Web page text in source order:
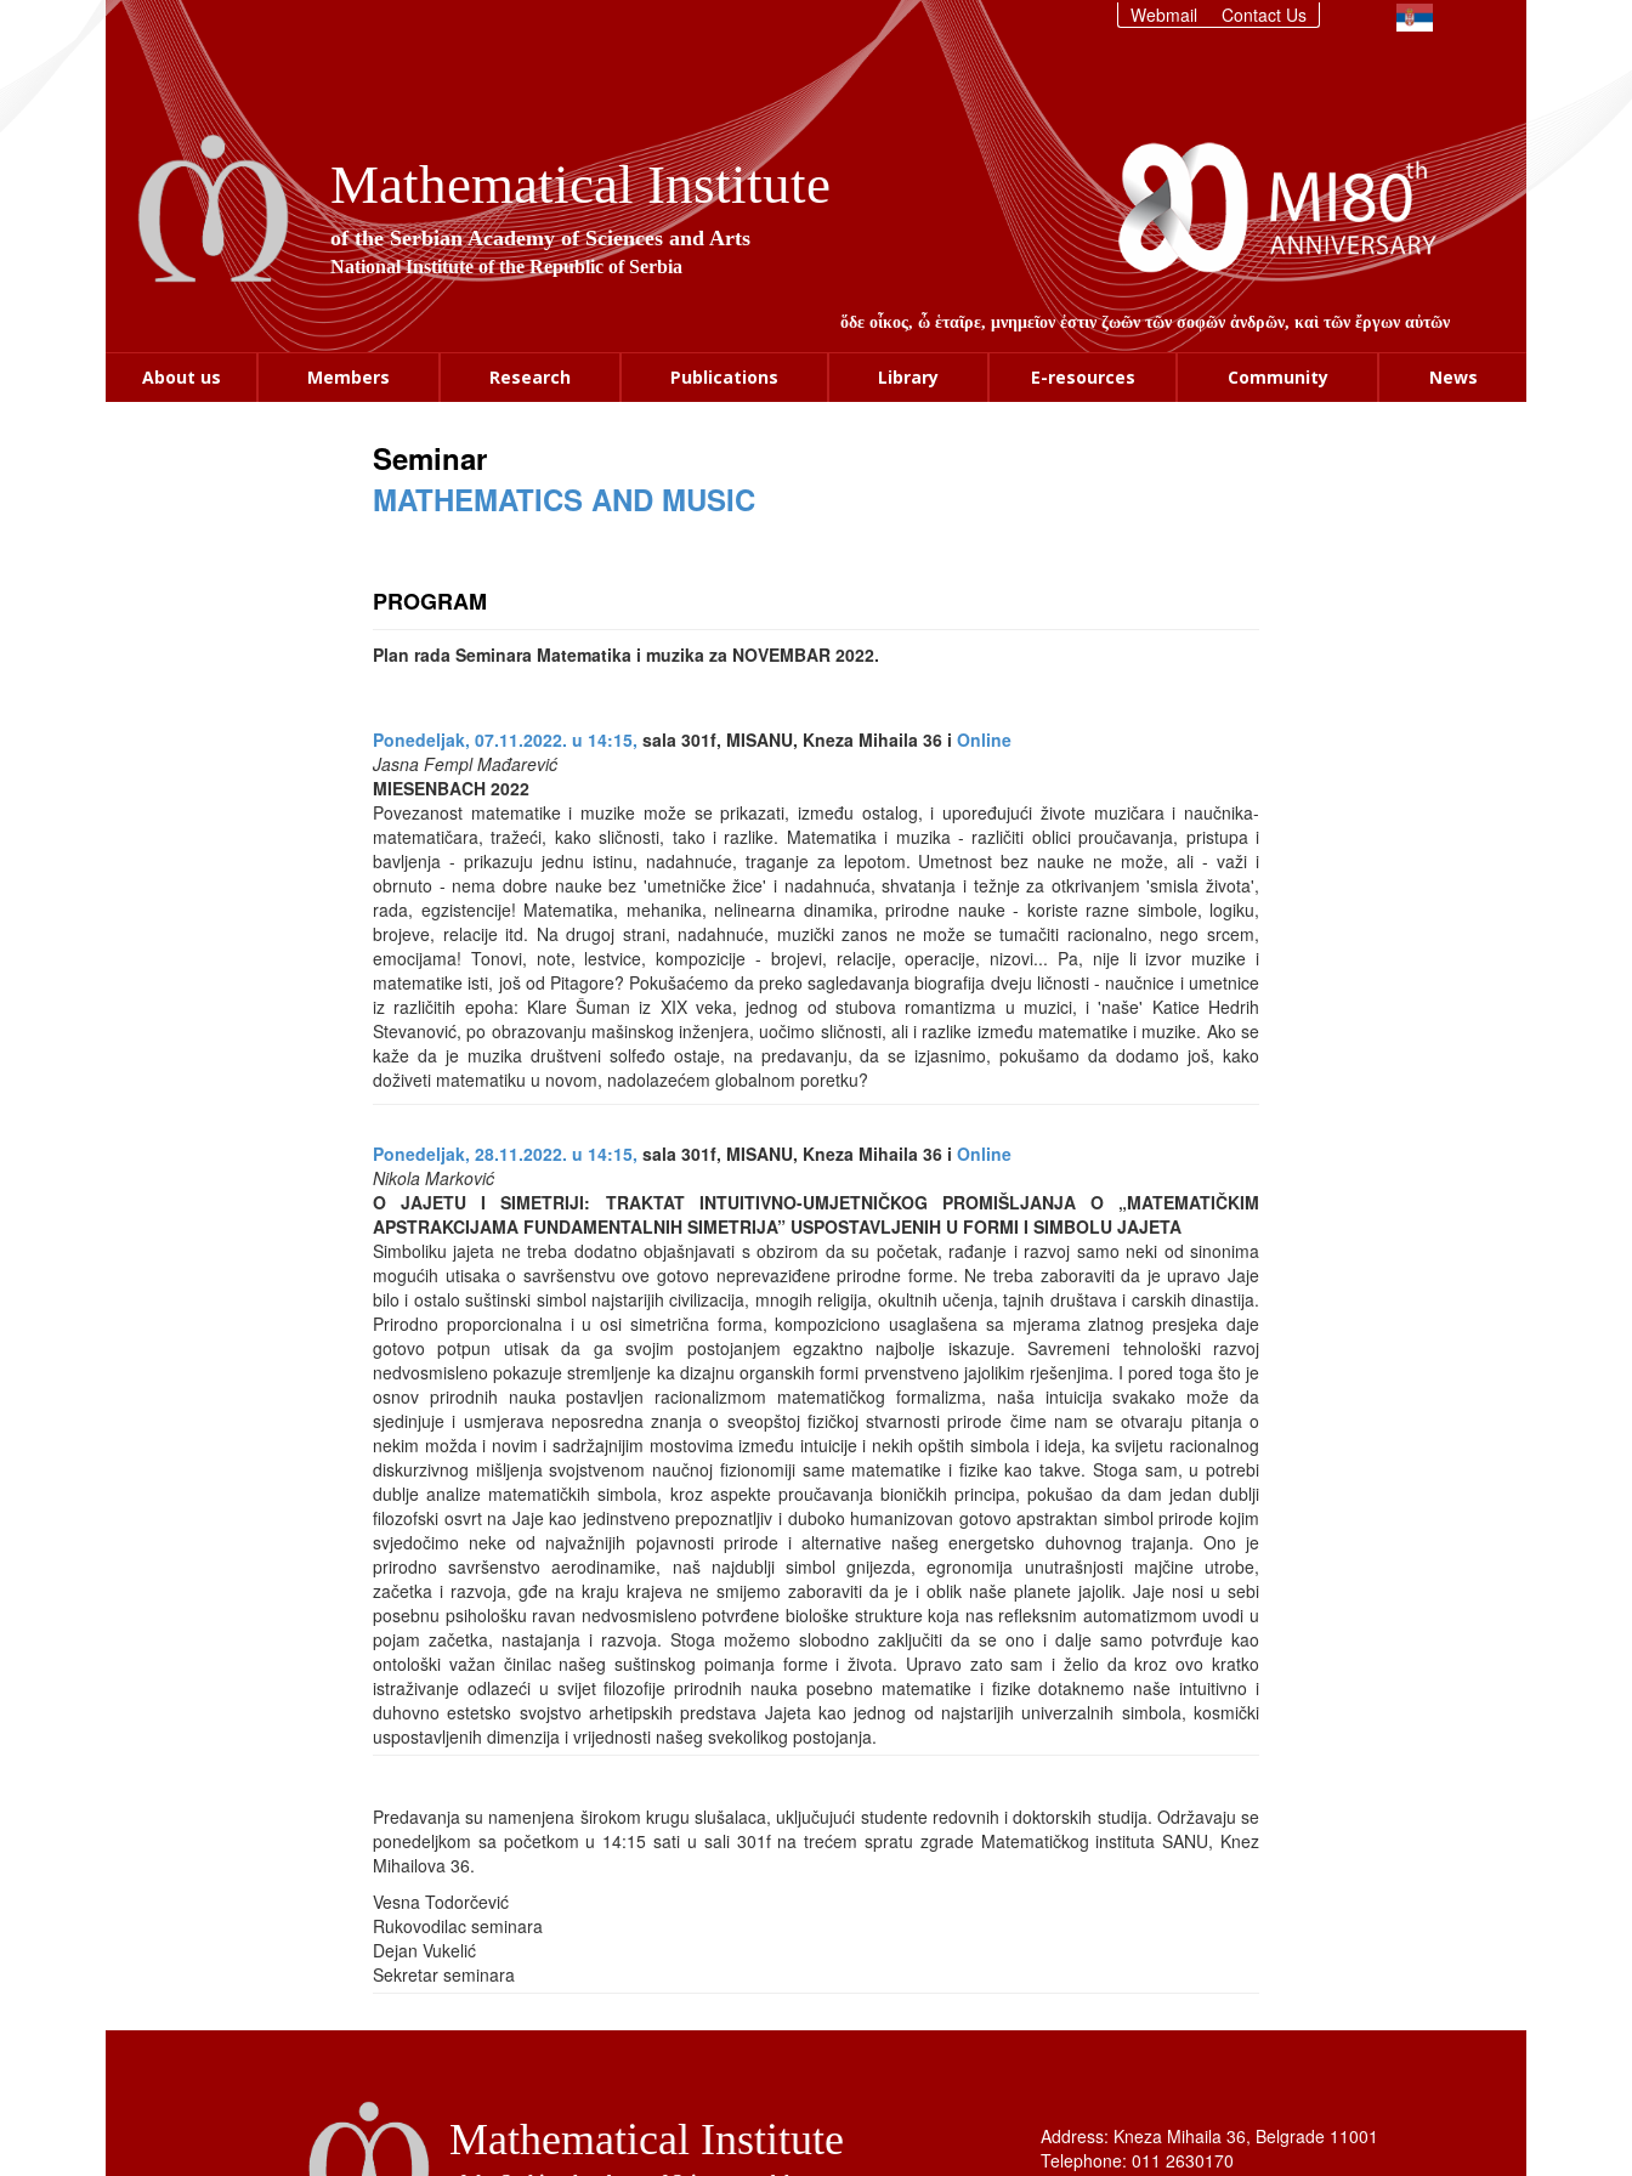
Webmail Contact Us
Mathematical Institute
of the Serbian Academy of Sciences and Arts
National Institute of the Republic of Serbia
ὅδε οἶκος, ὦ ἑταῖρε, μνημεῖον ἐστιν ζωῶν τῶν σοφῶν ἀνδρῶν, καὶ τῶν ἔργων αὐτῶν
About us Members Research Publications Library E-resources Community News
Seminar
MATHEMATICS AND MUSIC
PROGRAM
Plan rada Seminara Matematika i muzika za NOVEMBAR 2022.
Ponedeljak, 07.11.2022. u 14:15, sala 301f, MISANU, Kneza Mihaila 36 i Online
Jasna Fempl Mađarević
MIESENBACH 2022
Povezanost matematike i muzike može se prikazati, između ostalog, i upoređujući živote muzičara i naučnika-
matematičara, tražeći, kako sličnosti, tako i razlike. Matematika i muzika - različiti oblici proučavanja, pristupa i
bavljenja - prikazuju jednu istinu, nadahnuće, traganje za lepotom. Umetnost bez nauke ne može, ali - važi i
obrnuto - nema dobre nauke bez 'umetničke žice' i nadahnuća, shvatanja i težnje za otkrivanjem 'smisla života',
rada, egzistencije! Matematika, mehanika, nelinearna dinamika, prirodne nauke - koriste razne simbole, logiku,
brojeve, relacije itd. Na drugoj strani, nadahnuće, muzički zanos ne može se tumačiti racionalno, nego srcem,
emocijama! Tonovi, note, lestvice, kompozicije - brojevi, relacije, operacije, nizovi... Pa, nije li izvor muzike i
matematike isti, još od Pitagore? Pokušaćemo da preko sagledavanja biografija dveju ličnosti - naučnice i umetnice
iz različitih epoha: Klare Šuman iz XIX veka, jednog od stubova romantizma u muzici, i 'naše' Katice Hedrih
Stevanović, po obrazovanju mašinskog inženjera, uočimo sličnosti, ali i razlike između matematike i muzike. Ako se
kaže da je muzika društveni solfeđo ostaje, na predavanju, da se izjasnimo, pokušamo da dodamo još, kako
doživeti matematiku u novom, nadolazećem globalnom poretku?
Ponedeljak, 28.11.2022. u 14:15, sala 301f, MISANU, Kneza Mihaila 36 i Online
Nikola Marković
O JAJETU I SIMETRIJI: TRAKTAT INTUITIVNO-UMJETNIČKOG PROMIŠLJANJA O „MATEMATIČKIM
APSTRAKCIJAMA FUNDAMENTALNIH SIMETRIJA” USPOSTAVLJENIH U FORMI I SIMBOLU JAJETA
Simboliku jajeta ne treba dodatno objašnjavati s obzirom da su početak, rađanje i razvoj samo neki od sinonima
mogućih utisaka o savršenstvu ove gotovo neprevaziđene prirodne forme. Ne treba zaboraviti da je upravo Jaje
bilo i ostalo suštinski simbol najstarijih civilizacija, mnogih religija, okultnih učenja, tajnih društava i carskih dinastija.
Prirodno proporcionalna i u osi simetrična forma, kompoziciono usaglašena sa mjerama zlatnog presjeka daje
gotovo potpun utisak da ga svojim postojanjem egzaktno najbolje iskazuje. Savremeni tehnološki razvoj
nedvosmisleno pokazuje stremljenje ka dizajnu organskih formi prvenstveno jajolikim rješenjima. I pored toga što je
osnov prirodnih nauka postavljen racionalizmom matematičkog formalizma, naša intuicija svakako može da
sjedinjuje i usmjerava neposredna znanja o sveopštoj fizičkoj stvarnosti prirode čime nam se otvaraju pitanja o
nekim možda i novim i sadržajnijim mostovima između intuicije i nekih opštih simbola i ideja, ka svijetu racionalnog
diskurzivnog mišljenja svojstvenom naučnoj fizionomiji same matematike i fizike kao takve. Stoga sam, u potrebi
dublje analize matematičkih simbola, kroz aspekte proučavanja bioničkih principa, pokušao da dam jedan dublji
filozofski osvrt na Jaje kao jedinstveno prepoznatljiv i duboko humanizovan gotovo apstraktan simbol prirode kojim
svjedočimo neke od najvažnijih pojavnosti prirode i alternative našeg energetsko duhovnog trajanja. Ono je
prirodno savršenstvo aerodinamike, naš najdublji simbol gnijezda, egronomija unutrašnjosti majčine utrobe,
začetka i razvoja, gđe na kraju krajeva ne smijemo zaboraviti da je i oblik naše planete jajolik. Jaje nosi u sebi
posebnu psihološku ravan nedvosmisleno potvrđene biološke strukture koja nas refleksnim automatizmom uvodi u
pojam začetka, nastajanja i razvoja. Stoga možemo slobodno zaključiti da se ono i dalje samo potvrđuje kao
ontološki važan činilac našeg suštinskog poimanja forme i života. Upravo zato sam i želio da kroz ovo kratko
istraživanje odlazeći u svijet filozofije prirodnih nauka posebno matematike i fizike dotaknemo naše intuitivno i
duhovno estetsko svojstvo arhetipskih predstava Jajeta kao jednog od najstarijih univerzalnih simbola, kosmički
uspostavljenih dimenzija i vrijednosti našeg svekolikog postojanja.
Predavanja su namenjena širokom krugu slušalaca, uključujući studente redovnih i doktorskih studija. Održavaju se
ponedeljkom sa početkom u 14:15 sati u sali 301f na trećem spratu zgrade Matematičkog instituta SANU, Knez
Mihailova 36.
Vesna Todorčević
Rukovodilac seminara
Dejan Vukelić
Sekretar seminara
Mathematical Institute
Address: Kneza Mihaila 36, Belgrade 11001
Telephone: 011 2630170